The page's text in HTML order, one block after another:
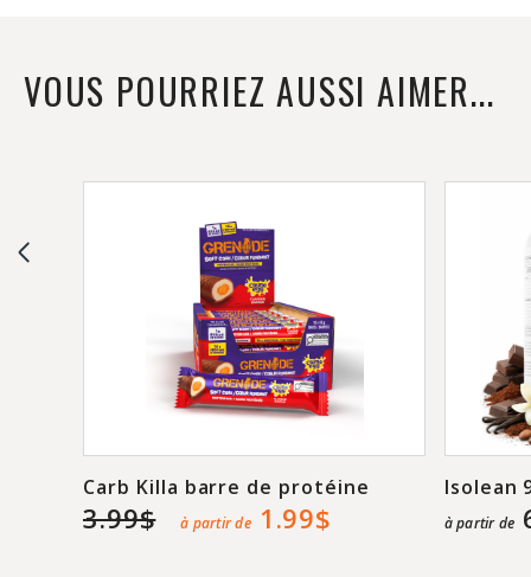
VOUS POURRIEZ AUSSI AIMER...
Carb Killa barre de protéine
3.99$ à partir de1.99$
Isolean
à partir de